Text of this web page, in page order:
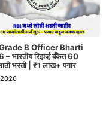
B Officer Bharti
भारतीय रिझर्व्ह बँकेत 60
भरती | ₹1 लाख+ पगार